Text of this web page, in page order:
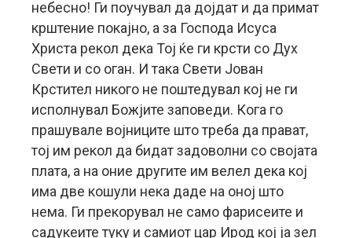
небесно! Ги поучувал да дојдат и да примат
крштение покајно, а за Господа Исуса
Христа рекол дека Тој ќе ги крсти со Дух
Свети и со оган. И така Свети Јован
Крстител никого не поштедувал кој не ги
исполнувал Божјите заповеди. Кога го
прашувале војниците што треба да прават,
тој им рекол да бидат задоволни со својата
плата, а на оние другите им велел дека кој
има две кошули нека даде на оној што
нема. Ги прекорувал не само фарисеите и
садукеите туку и самиот цар Ирод кој ја зел